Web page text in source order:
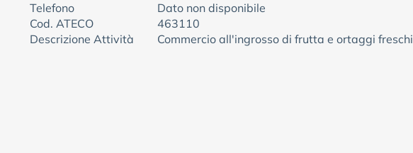
Telefono
Dato non disponibile
Cod. ATECO
463110
Descrizione Attività
Commercio all'ingrosso di frutta e ortaggi freschi